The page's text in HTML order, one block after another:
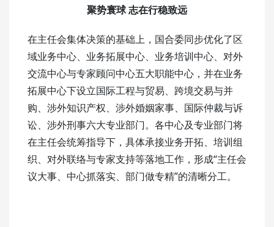
聚势寰球 志在行稳致远
在主任会集体决策的基础上，国合委同步优化了区
域业务中心、业务拓展中心、业务培训中心、对外
交流中心与专家顾问中心五大职能中心，并在业务
拓展中心下设立国际工程与贸易、跨境交易与并
购、涉外知识产权、涉外婚姻家事、国际仲裁与诉
讼、涉外刑事六大专业部门。各中心及专业部门将
在主任会统筹指导下，具体承接业务开拓、培训组
织、对外联络与专家支持等落地工作，形成“主任会
议大事、中心抓落实、部门做专精”的清晰分工。